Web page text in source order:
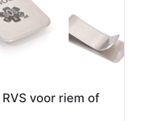
voor riem of